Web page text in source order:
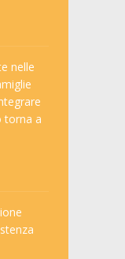
nelle
torna a